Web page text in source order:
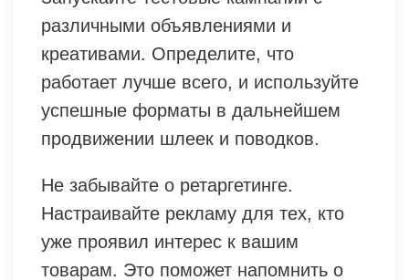
различными объявлениями и
креативами. Определите, что
работает лучше всего, и используйте
успешные форматы в дальнейшем
продвижении шлеек и поводков.
Не забывайте о ретаргетинге.
Настраивайте рекламу для тех, кто
уже проявил интерес к вашим
товарам. Это поможет напомнить о